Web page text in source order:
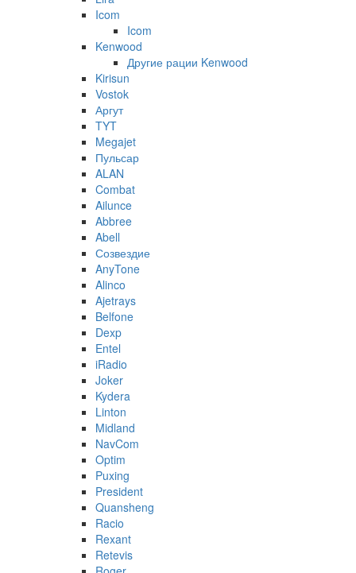
Icom
Icom
Kenwood
Другие рации Kenwood
Kirisun
Vostok
Аргут
TYT
Megajet
Пульсар
ALAN
Combat
Ailunce
Abbree
Abell
Созвездие
AnyTone
Alinco
Ajetrays
Belfone
Dexp
Entel
iRadio
Joker
Kydera
Linton
Midland
NavCom
Optim
Puxing
President
Quansheng
Racio
Rexant
Retevis